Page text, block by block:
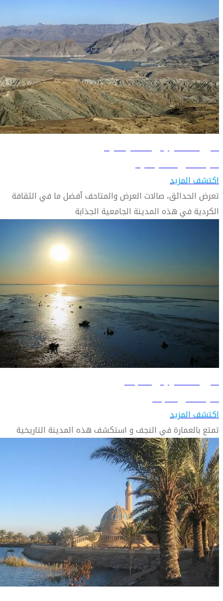
دليل السفر إلى السليمانية
تعرّف على السليمانية
اكتشف المزيد
تعرض الحدائق، صالات العرض والمتاحف أفضل ما في الثقافة
الكردية في هذه المدينة الجامعية الجذابة
دليل السفر إلى النجف
تعرّف على النجف
اكتشف المزيد
تمتع بالعمارة في النجف و استكشف هذه المدينة التاريخية